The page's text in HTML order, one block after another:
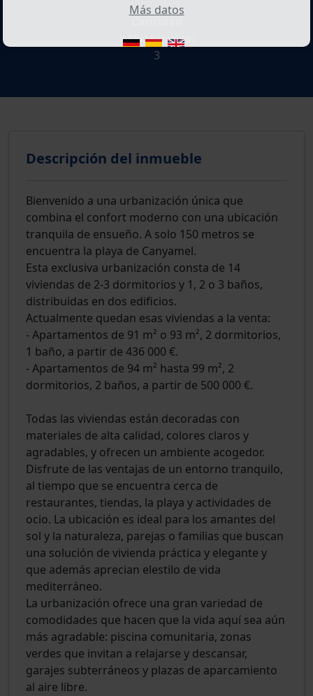
habitaciones:
3
Descripción del inmueble
Bienvenido a una urbanización única que
combina el confort moderno con una ubicación
tranquila de ensueño. A solo 150 metros se
encuentra la playa de Canyamel.
Esta exclusiva urbanización consta de 14
viviendas de 2-3 dormitorios y 1, 2 o 3 baños,
distribuidas en dos edificios.
Actualmente quedan esas viviendas a la venta:
- Apartamentos de 91 m² o 93 m², 2 dormitorios,
1 baño, a partir de 436 000 €.
- Apartamentos de 94 m² hasta 99 m², 2
dormitorios, 2 baños, a partir de 500 000 €.
Todas las viviendas están decoradas con
materiales de alta calidad, colores claros y
agradables, y ofrecen un ambiente acogedor.
Disfrute de las ventajas de un entorno tranquilo,
al tiempo que se encuentra cerca de
restaurantes, tiendas, la playa y actividades de
ocio. La ubicación es ideal para los amantes del
sol y la naturaleza, parejas o familias que buscan
una solución de vivienda práctica y elegante y
que además aprecian elestilo de vida
mediterráneo.
La urbanización ofrece una gran variedad de
comodidades que hacen que la vida aquí sea aún
más agradable: piscina comunitaria, zonas
verdes que invitan a relajarse y descansar,
garajes subterráneos y plazas de aparcamiento
al aire libre.
Más datos